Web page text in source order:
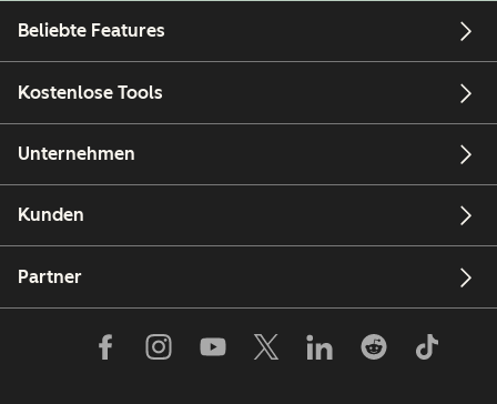
Beliebte Features
Kostenlose Tools
Unternehmen
Kunden
Partner